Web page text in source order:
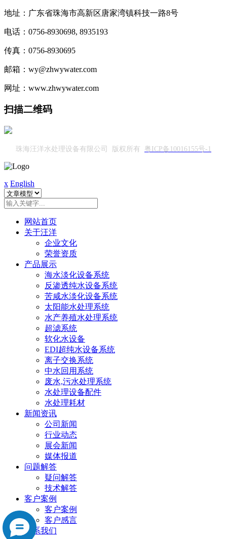
地址：广东省珠海市高新区唐家湾镇科技一路8号
电话：0756-8930698, 8935193
传真：0756-8930695
邮箱：wy@zhwywater.com
网址：www.zhwywater.com
扫描二维码
珠海汪洋水处理设备有限公司 版权所有 粤ICP备10016155号-1
x English
网站首页
关于汪洋
企业文化
荣誉资质
产品展示
海水淡化设备系统
反渗透纯水设备系统
苦咸水淡化设备系统
太阳能水处理系统
水产养殖水处理系统
超滤系统
软化水设备
EDI超纯水设备系统
离子交换系统
中水回用系统
废水,污水处理系统
水处理设备配件
水处理耗材
新闻资讯
公司新闻
行业动态
展会新闻
媒体报道
问题解答
疑问解答
技术解答
客户案例
客户案例
客户感言
联系我们